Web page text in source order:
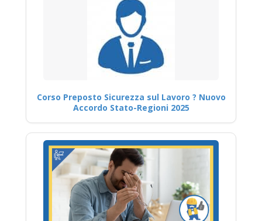
Corso Preposto Sicurezza sul Lavoro ? Nuovo
Accordo Stato-Regioni 2025